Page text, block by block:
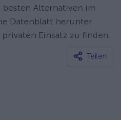
Alternativen im
Datenblatt herunter
Einsatz zu finden.
Teilen